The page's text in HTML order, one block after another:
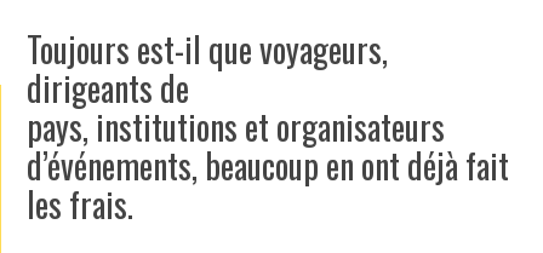
LA PHOTO
Toujours est-il que voyageurs,
dirigeants de
pays, institutions et organisateurs
d’événements, beaucoup en ont déjà fait
les frais.